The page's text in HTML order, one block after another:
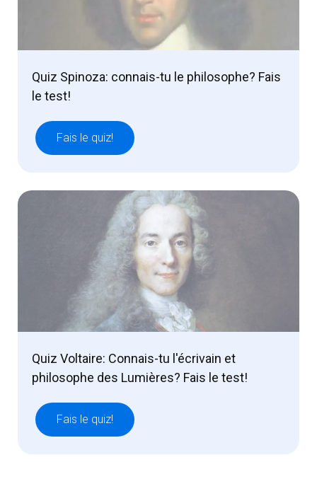
Quiz Spinoza: connais-tu le philosophe? Fais
le test!
Fais le quiz!
Quiz Voltaire: Connais-tu l'écrivain et
philosophe des Lumières? Fais le test!
Fais le quiz!